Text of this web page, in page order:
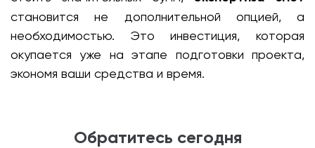
становится не дополнительной опцией, а
необходимостью. Это инвестиция, которая
окупается уже на этапе подготовки проекта,
экономя ваши средства и время.
Обратитесь сегодня